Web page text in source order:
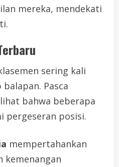
mereka, mendekati
sering kali
Pasca
bahwa beberapa
pergeseran posisi.
mempertahankan
kemenangan